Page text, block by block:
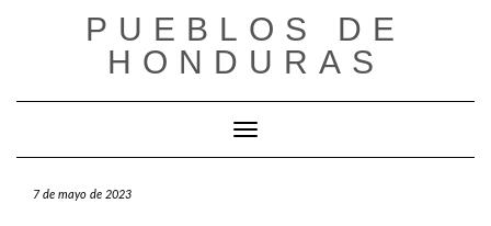
PUEBLOS DE
HONDURAS
Cambiar modo de navegación
7 de mayo de 2023